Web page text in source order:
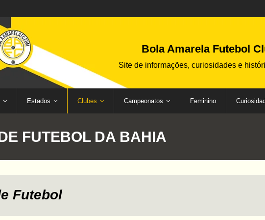
Bola Amarela Futebol
Site de informações, curiosidades e
Estados Clubes Campeonatos Feminino
FUTEBOL DA BAHIA
Futebol